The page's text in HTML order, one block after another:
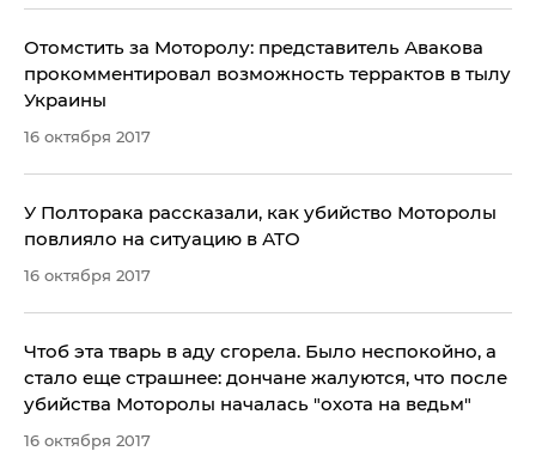
Отомстить за Моторолу: представитель Авакова
прокомментировал возможность террактов в тылу
Украины
16 октября 2017
​У Полторака рассказали, как убийство Моторолы
повлияло на ситуацию в АТО
16 октября 2017
Чтоб эта тварь в аду сгорела. Было неспокойно, а
стало еще страшнее: дончане жалуются, что после
убийства Моторолы началась "охота на ведьм"
16 октября 2017